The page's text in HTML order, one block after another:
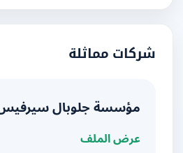
شركات مماثلة
مؤسسة جلوبال سيرفيس
عرض الملف